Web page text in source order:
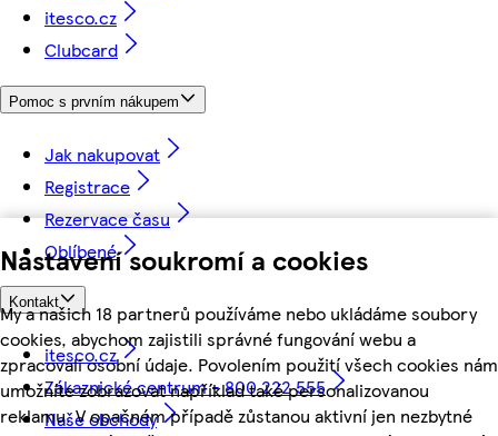
Nastavení soukromí a cookies
My a našich 18 partnerů používáme nebo ukládáme soubory
cookies, abychom zajistili správné fungování webu a
zpracovali osobní údaje. Povolením použití všech cookies nám
umožníte zobrazovat například také personalizovanou
reklamu. V opačném případě zůstanou aktivní jen nezbytné
itesco.cz
Clubcard
Pomoc s prvním nákupem
Jak nakupovat
Registrace
Rezervace času
Oblíbené
Kontakt
itesco.cz
Zákaznické centrum - 800 222 555
Naše obchody